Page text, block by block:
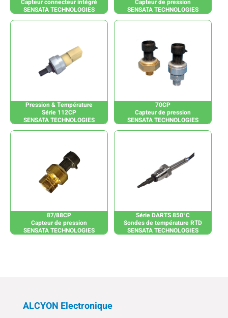
SENSATA TECHNOLOGIES
SENSATA TECHNOLOGIES
Pression & Température
Série 112CP
SENSATA TECHNOLOGIES
70CP
Capteur de pression
SENSATA TECHNOLOGIES
87/88CP
Capteur de pression
SENSATA TECHNOLOGIES
Série DARTS 850°C
Sondes de température RTD
SENSATA TECHNOLOGIES
ALCYON Electronique